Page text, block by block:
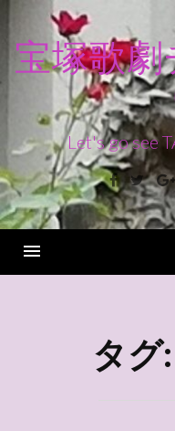
ン
ス
キ
ッ
宝塚歌
Let's go see
Facebook
タグ: